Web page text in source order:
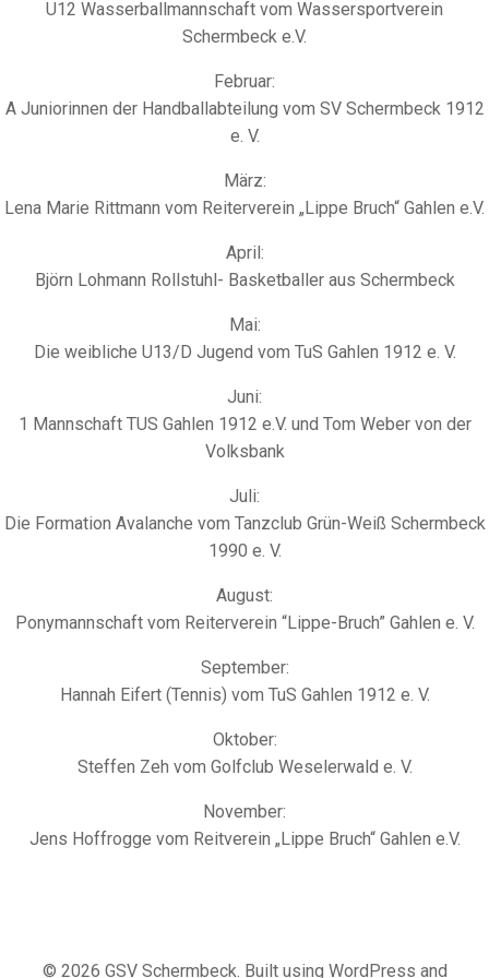
U12 Wasserballmannschaft vom Wassersportverein
Schermbeck e.V.
Februar:
A Juniorinnen der Handballabteilung vom SV Schermbeck 1912
e. V.
März:
Lena Marie Rittmann vom Reiterverein „Lippe Bruch“ Gahlen e.V.
April:
Björn Lohmann Rollstuhl- Basketballer aus Schermbeck
Mai:
Die weibliche U13/D Jugend vom TuS Gahlen 1912 e. V.
Juni:
1 Mannschaft TUS Gahlen 1912 e.V. und Tom Weber von der
Volksbank
Juli:
Die Formation Avalanche vom Tanzclub Grün-Weiß Schermbeck
1990 e. V.
August:
Ponymannschaft vom Reiterverein “Lippe-Bruch” Gahlen e. V.
September:
Hannah Eifert (Tennis) vom TuS Gahlen 1912 e. V.
Oktober:
Steffen Zeh vom Golfclub Weselerwald e. V.
November:
Jens Hoffrogge vom Reitverein „Lippe Bruch“ Gahlen e.V.
© 2026 GSV Schermbeck. Built using WordPress and